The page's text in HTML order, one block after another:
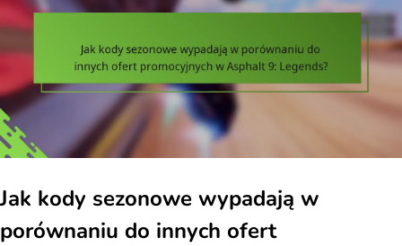
Jak kody sezonowe wypadają w
porównaniu do innych ofert